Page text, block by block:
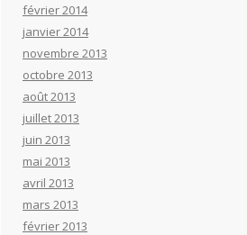
février 2014
janvier 2014
novembre 2013
octobre 2013
août 2013
juillet 2013
juin 2013
mai 2013
avril 2013
mars 2013
février 2013